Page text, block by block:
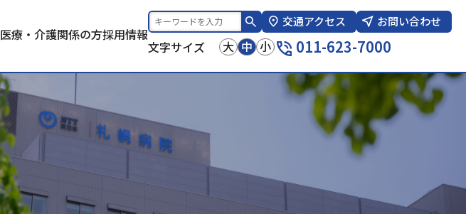
医療・介護関係の方採用情報
交通アクセス お問い合わせ
文字サイズ 大 中 小 011-623-7000